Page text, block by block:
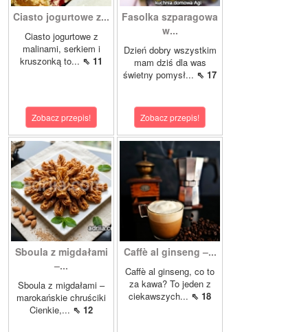
Ciasto jogurtowe z...
Ciasto jogurtowe z
malinami, serkiem i
kruszonką to... ⇖ 11
Zobacz przepis!
Fasolka szparagowa
w...
Dzień dobry wszystkim
mam dziś dla was
świetny pomysł... ⇖ 17
Zobacz przepis!
Sboula z migdałami
–...
Sboula z migdałami –
marokańskie chruściki
Cienkie,... ⇖ 12
Caffè al ginseng –...
Caffè al ginseng, co to
za kawa? To jeden z
ciekawszych... ⇖ 18